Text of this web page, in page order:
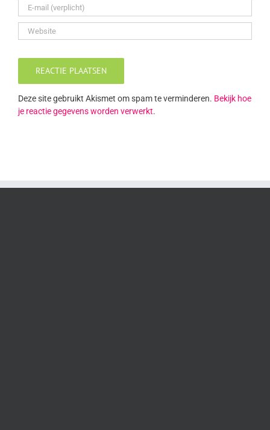
Deze site gebruikt Akismet om spam te verminderen. Bekijk hoe
je reactie gegevens worden verwerkt.